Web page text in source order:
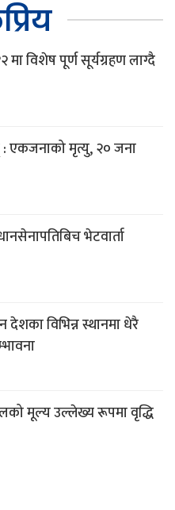
विशेष पूर्ण सूर्यग्रहण लाग्दै
: एकजनाको मृत्यु, २० जना
भेटवार्ता
देशका विभिन्न स्थानमा धेरै
मूल्य उल्लेख्य रूपमा वृद्धि